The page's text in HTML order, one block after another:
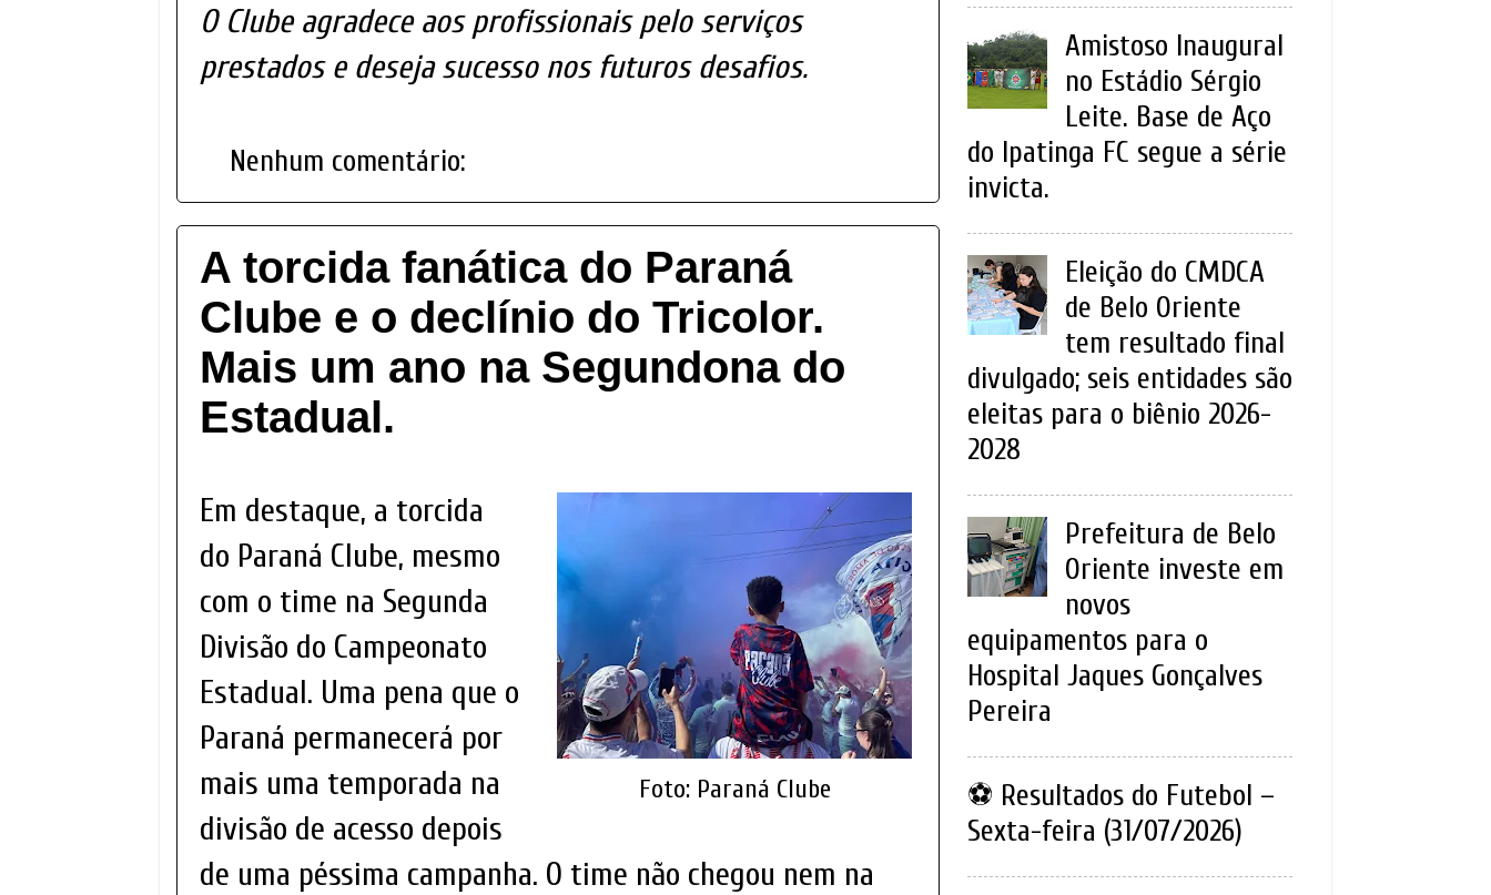
O Clube agradece aos profissionais pelo serviços
prestados e deseja sucesso nos futuros desafios.
Nenhum comentário:
A torcida fanática do Paraná
Clube e o declínio do Tricolor.
Mais um ano na Segundona do
Estadual.
Foto: Paraná Clube
Em destaque, a torcida
do Paraná Clube, mesmo
com o time na Segunda
Divisão do Campeonato
Estadual. Uma pena que o
Paraná permanecerá por
mais uma temporada na
divisão de acesso depois
de uma péssima campanha. O time não chegou nem na
Amistoso Inaugural
no Estádio Sérgio
Leite. Base de Aço
do Ipatinga FC segue a série
invicta.
Eleição do CMDCA
de Belo Oriente
tem resultado final
divulgado; seis entidades são
eleitas para o biênio 2026-
2028
Prefeitura de Belo
Oriente investe em
novos
equipamentos para o
Hospital Jaques Gonçalves
Pereira
⚽ Resultados do Futebol –
Sexta-feira (31/07/2026)